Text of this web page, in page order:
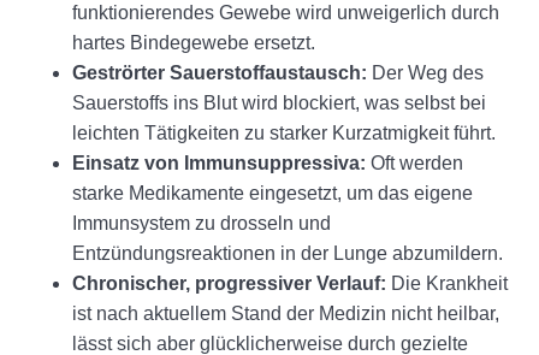
funktionierendes Gewebe wird unweigerlich durch
hartes Bindegewebe ersetzt.
Geströrter Sauerstoffaustausch: Der Weg des
Sauerstoffs ins Blut wird blockiert, was selbst bei
leichten Tätigkeiten zu starker Kurzatmigkeit führt.
Einsatz von Immunsuppressiva: Oft werden
starke Medikamente eingesetzt, um das eigene
Immunsystem zu drosseln und
Entzündungsreaktionen in der Lunge abzumildern.
Chronischer, progressiver Verlauf: Die Krankheit
ist nach aktuellem Stand der Medizin nicht heilbar,
lässt sich aber glücklicherweise durch gezielte